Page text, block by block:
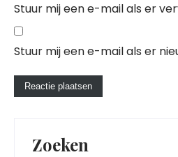
Stuur mij een e-mail als er
Stuur mij een e-mail als er
Zoeken